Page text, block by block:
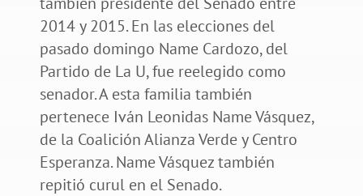
2014 y 2015. En las elecciones del
pasado domingo Name Cardozo, del
Partido de La U, fue reelegido como
senador. A esta familia también
pertenece Iván Leonidas Name Vásquez,
de la Coalición Alianza Verde y Centro
Esperanza. Name Vásquez también
repitió curul en el Senado.